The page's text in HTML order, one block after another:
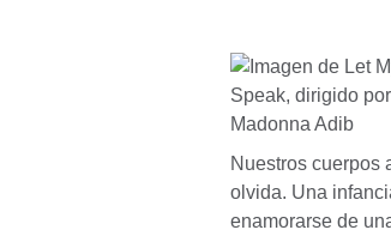
Nuestros cuerpos
olvida. Una
enamorarse de